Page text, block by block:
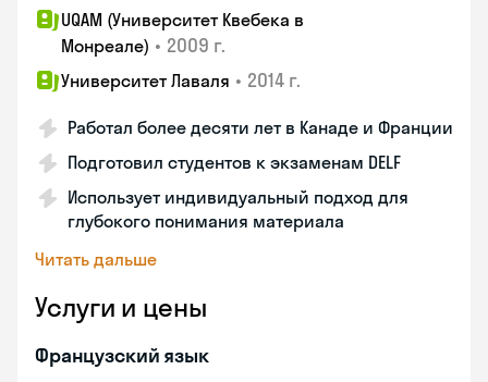
UQAM (Университет Квебека в
Монреале) • 2009 г.
Университет Лаваля • 2014 г.
Работал более десяти лет в Канаде и Франции
Подготовил студентов к экзаменам DELF
Использует индивидуальный подход для
глубокого понимания материала
Читать дальше
Услуги и цены
Французский язык